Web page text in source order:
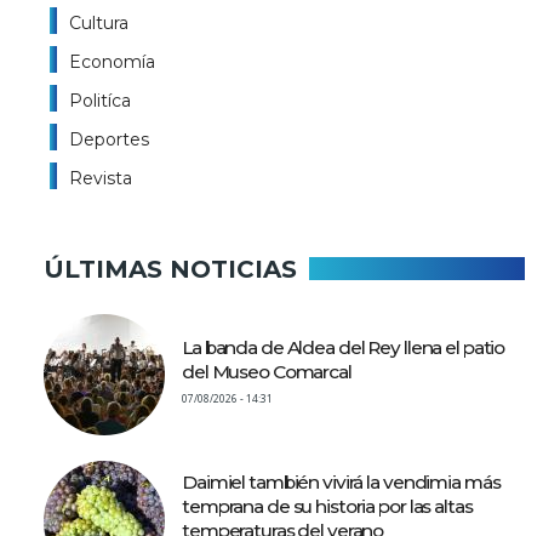
Cultura
Economía
Politíca
Deportes
Revista
ÚLTIMAS NOTICIAS
La banda de Aldea del Rey llena el patio
del Museo Comarcal
07/08/2026 - 14:31
Daimiel también vivirá la vendimia más
temprana de su historia por las altas
temperaturas del verano